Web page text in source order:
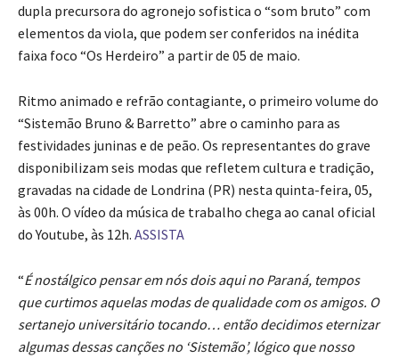
dupla precursora do agronejo sofistica o “som bruto” com
elementos da viola, que podem ser conferidos na inédita
faixa foco “Os Herdeiro” a partir de 05 de maio.
Ritmo animado e refrão contagiante, o primeiro volume do
“Sistemão Bruno & Barretto” abre o caminho para as
festividades juninas e de peão. Os representantes do grave
disponibilizam seis modas que refletem cultura e tradição,
gravadas na cidade de Londrina (PR) nesta quinta-feira, 05,
às 00h. O vídeo da música de trabalho chega ao canal oficial
do Youtube, às 12h. ASSISTA
“É nostálgico pensar em nós dois aqui no Paraná, tempos
que curtimos aquelas modas de qualidade com os amigos. O
sertanejo universitário tocando… então decidimos eternizar
algumas dessas canções no ‘Sistemão’, lógico que nosso